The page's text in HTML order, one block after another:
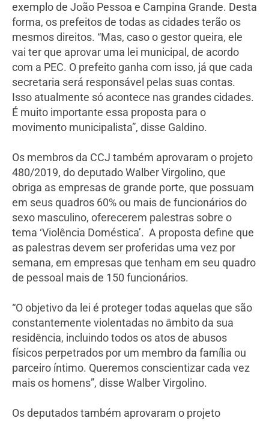
exemplo de João Pessoa e Campina Grande. Desta
forma, os prefeitos de todas as cidades terão os
mesmos direitos. “Mas, caso o gestor queira, ele
vai ter que aprovar uma lei municipal, de acordo
com a PEC. O prefeito ganha com isso, já que cada
secretaria será responsável pelas suas contas.
Isso atualmente só acontece nas grandes cidades.
É muito importante essa proposta para o
movimento municipalista”, disse Galdino.
Os membros da CCJ também aprovaram o projeto
480/2019, do deputado Walber Virgolino, que
obriga as empresas de grande porte, que possuam
em seus quadros 60% ou mais de funcionários do
sexo masculino, oferecerem palestras sobre o
tema ‘Violência Doméstica’. A proposta define que
as palestras devem ser proferidas uma vez por
semana, em empresas que tenham em seu quadro
de pessoal mais de 150 funcionários.
“O objetivo da lei é proteger todas aquelas que são
constantemente violentadas no âmbito da sua
residência, incluindo todos os atos de abusos
físicos perpetrados por um membro da família ou
parceiro íntimo. Queremos conscientizar cada vez
mais os homens”, disse Walber Virgolino.
Os deputados também aprovaram o projeto